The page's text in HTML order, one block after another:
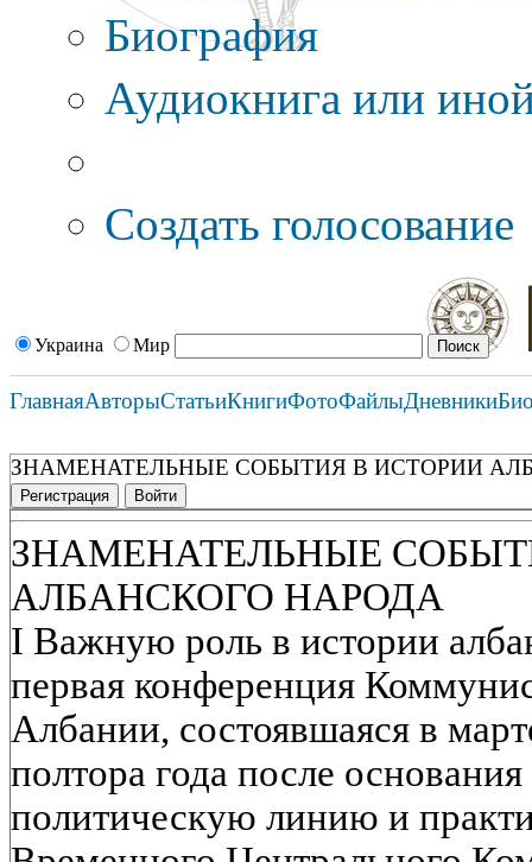
Биография
Аудиокнига или
Создать голосование
Украина Мир
ГлавнаяАвторыСтатьиКнигиФотоФайлыДневники
ЗНАМЕНАТЕЛЬНЫЕ СОБЫТИЯ В ИСТОРИИ
Регистрация Войти
ЗНАМЕНАТЕЛЬНЫЕ
АЛБАНСКОГО НАРОДА
I Важную роль в истории
первая конференция
Албании, состоявшаяся в
полтора года после
политическую линию и